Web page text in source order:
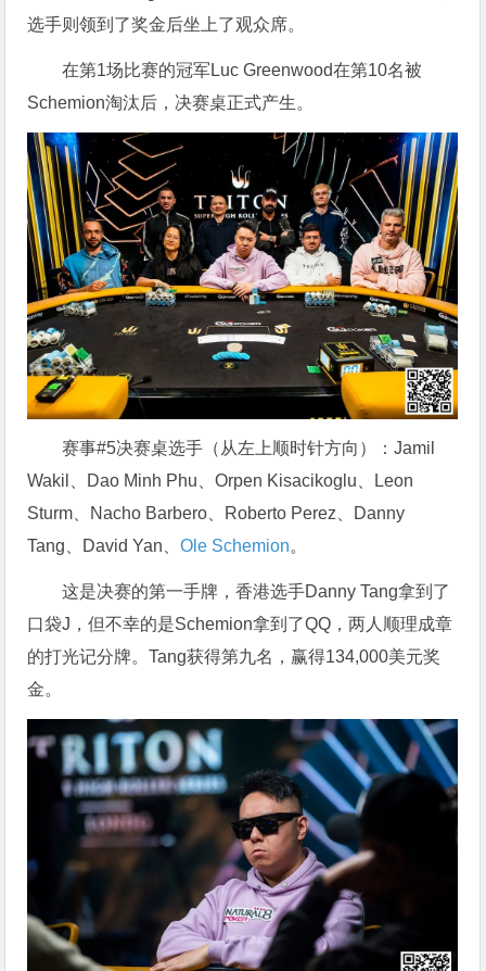
选手则领到了奖金后坐上了观众席。
在第1场比赛的冠军Luc Greenwood在第10名被
Schemion淘汰后，决赛桌正式产生。
赛事#5决赛桌选手（从左上顺时针方向）：Jamil
Wakil、Dao Minh Phu、Orpen Kisacikoglu、Leon
Sturm、Nacho Barbero、Roberto Perez、Danny
Tang、David Yan、Ole Schemion。
这是决赛的第一手牌，香港选手Danny Tang拿到了
口袋J，但不幸的是Schemion拿到了QQ，两人顺理成章
的打光记分牌。Tang获得第九名，赢得134,000美元奖
金。